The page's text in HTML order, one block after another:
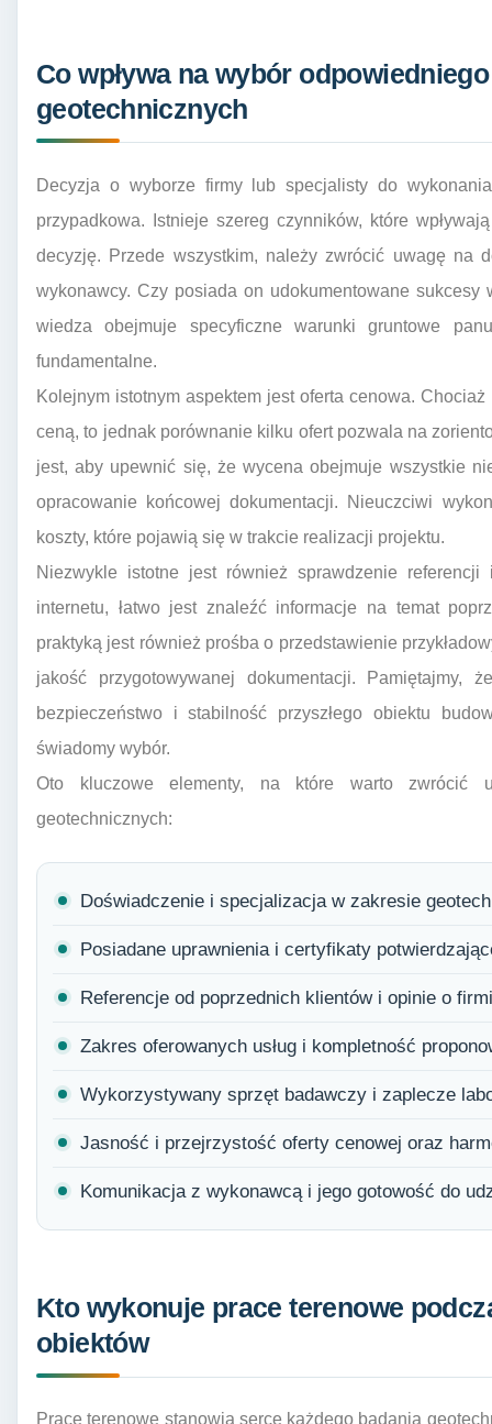
Co wpływa na wybór
geotechnicznych
Decyzja o wyborze firmy lub specjalisty do
przypadkowa. Istnieje szereg czynników, które
decyzję. Przede wszystkim, należy zwrócić uwagę na
wykonawcy. Czy posiada on udokumentowane
wiedza obejmuje specyficzne warunki gruntowe
fundamentalne.
Kolejnym istotnym aspektem jest oferta cenowa.
ceną, to jednak porównanie kilku ofert pozwala na
jest, aby upewnić się, że wycena obejmuje wszystkie
opracowanie końcowej dokumentacji. Nieuczciwi
koszty, które pojawią się w trakcie realizacji projektu.
Niezwykle istotne jest również sprawdzenie
internetu, łatwo jest znaleźć informacje na temat
praktyką jest również prośba o przedstawienie
jakość przygotowywanej dokumentacji. Pamiętajmy,
bezpieczeństwo i stabilność przyszłego obiektu
świadomy wybór.
Oto kluczowe elementy, na które warto zwrócić
geotechnicznych:
Doświadczenie i specjalizacja w zakresie
Posiadane uprawnienia i certyfikaty
Referencje od poprzednich klientów i opinie o
Zakres oferowanych usług i kompletność
Wykorzystywany sprzęt badawczy i zaplecze
Jasność i przejrzystość oferty cenowej oraz
Komunikacja z wykonawcą i jego gotowość do
Kto wykonuje prace terenowe
obiektów
Prace terenowe stanowią serce każdego badania